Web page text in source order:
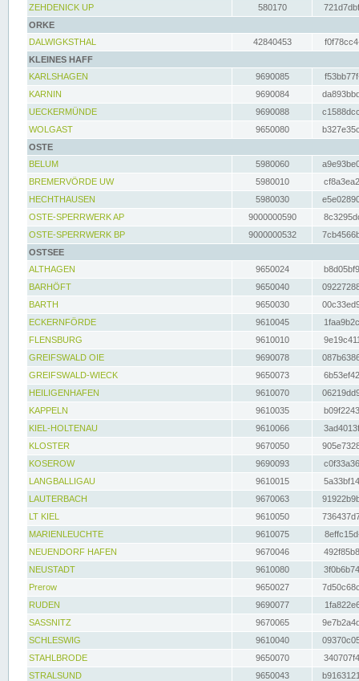
ZEHDENICK UP
580170
ORKE
DALWIGKSTHAL
42840453
KLEINES HAFF
KARLSHAGEN
9690085
KARNIN
9690084
UECKERMÜNDE
9690088
WOLGAST
9650080
OSTE
BELUM
5980060
BREMERVÖRDE UW
5980010
HECHTHAUSEN
5980030
OSTE-SPERRWERK AP
9000000590
OSTE-SPERRWERK BP
9000000532
OSTSEE
ALTHAGEN
9650024
BARHÖFT
9650040
BARTH
9650030
ECKERNFÖRDE
9610045
FLENSBURG
9610010
GREIFSWALD OIE
9690078
GREIFSWALD-WIECK
9650073
HEILIGENHAFEN
9610070
KAPPELN
9610035
KIEL-HOLTENAU
9610066
KLOSTER
9670050
KOSEROW
9690093
LANGBALLIGAU
9610015
LAUTERBACH
9670063
LT KIEL
9610050
MARIENLEUCHTE
9610075
NEUENDORF HAFEN
9670046
NEUSTADT
9610080
Prerow
9650027
RUDEN
9690077
SASSNITZ
9670065
SCHLESWIG
9610040
STAHLBRODE
9650070
STRALSUND
9650043